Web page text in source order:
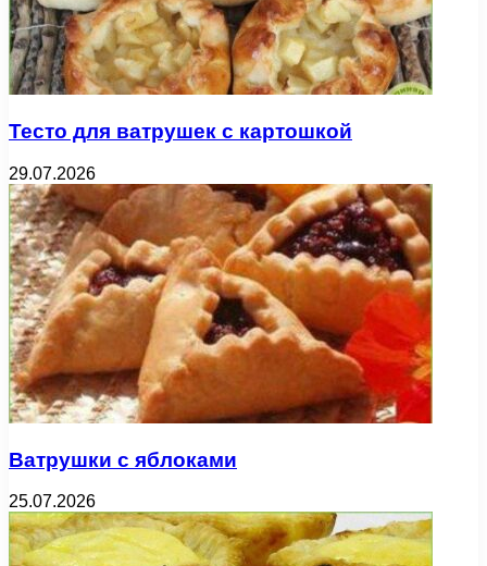
Тесто для ватрушек с картошкой
29.07.2026
Ватрушки с яблоками
25.07.2026